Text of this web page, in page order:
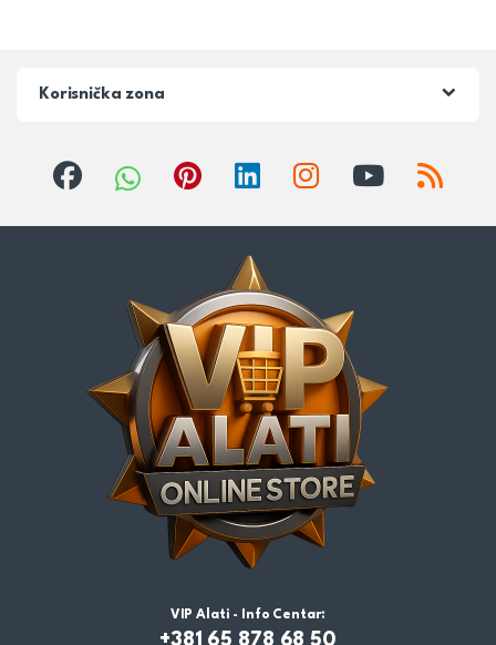
Korisnička zona
VIP Alati - Info Centar:
+381 65 878 68 50